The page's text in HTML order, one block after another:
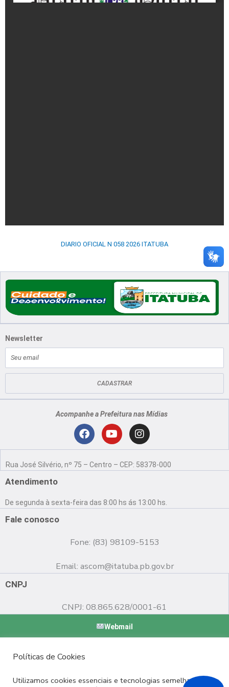
DIARIO OFICIAL N 058 2026 ITATUBA
Newsletter
mail
CADASTRAR
Acompanhe a Prefeitura nas Mídias
F
c
o
o
Y
u
b
e
I
n
s
g
r
Rua José Silvério, nº 75 – Centro – CEP: 58378-000
Atendimento
De segunda à sexta-feira das 8:00 hs ás 13:00 hs.
Fale conosco
Fone: (83) 98109-5153
Email: ascom@itatuba.pb.gov.br
CNPJ
CNPJ: 08.865.628/0001-61
Webmail
Políticas de Cookies
Utilizamos cookies essenciais e tecnologias semelhantes de